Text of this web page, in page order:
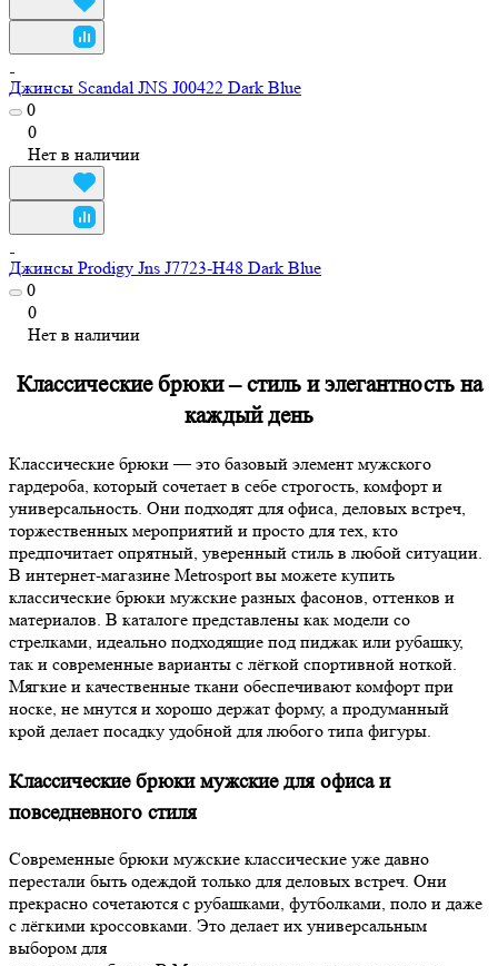
Джинсы Scandal JNS J00422 Dark Blue
0
0
Нет в наличии
Джинсы Prodigy Jns J7723-H48 Dark Blue
0
0
Нет в наличии
Классические брюки – стиль и элегантность на
каждый день
Классические брюки — это базовый элемент мужского
гардероба, который сочетает в себе строгость, комфорт и
универсальность. Они подходят для офиса, деловых встреч,
торжественных мероприятий и просто для тех, кто
предпочитает опрятный, уверенный стиль в любой ситуации.
В интернет-магазине Metrosport вы можете купить
классические брюки мужские разных фасонов, оттенков и
материалов. В каталоге представлены как модели со
стрелками, идеально подходящие под пиджак или рубашку,
так и современные варианты с лёгкой спортивной ноткой.
Мягкие и качественные ткани обеспечивают комфорт при
носке, не мнутся и хорошо держат форму, а продуманный
крой делает посадку удобной для любого типа фигуры.
Классические брюки мужские для офиса и
повседневного стиля
Современные брюки мужские классические уже давно
перестали быть одеждой только для деловых встреч. Они
прекрасно сочетаются с рубашками, футболками, поло и даже
с лёгкими кроссовками. Это делает их универсальным
выбором для